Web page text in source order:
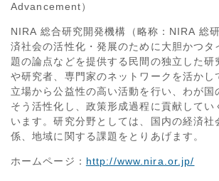
Advancement）
NIRA 総合研究開発機構（略称：NIRA 総
済社会の活性化・発展のために大胆かつタ
題の論点などを提供する民間の独立した研
や研究者、専門家のネットワークを活かし
立場から公益性の高い活動を行い、わが国
そう活性化し、政策形成過程に貢献してい
います。研究分野としては、国内の経済社
係、地域に関する課題をとりあげます。
ホームページ： http://www.nira.or.jp/